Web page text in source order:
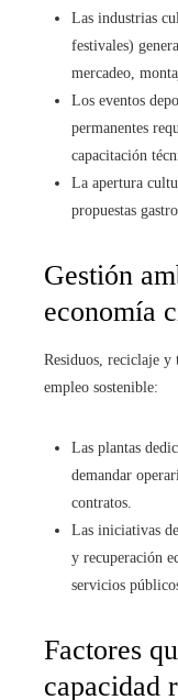
Las industrias
festivales)
mercadeo,
Los eventos
permanentes
capacitación
La apertura
propuestas
Gestión
economía
Residuos, reciclaje y
empleo sostenible:
Las plantas
demandar
contratos.
Las iniciativas
y recuperación
servicios
Factores
capacidad